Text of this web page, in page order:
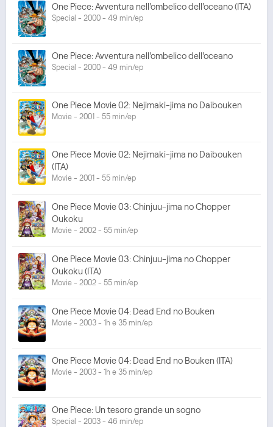
One Piece: Avventura nell'ombelico dell'oceano (ITA)
Special - 2000 - 49 min/ep
One Piece: Avventura nell'ombelico dell'oceano
Special - 2000 - 49 min/ep
One Piece Movie 02: Nejimaki-jima no Daibouken
Movie - 2001 - 55 min/ep
One Piece Movie 02: Nejimaki-jima no Daibouken
(ITA)
Movie - 2001 - 55 min/ep
One Piece Movie 03: Chinjuu-jima no Chopper
Oukoku
Movie - 2002 - 55 min/ep
One Piece Movie 03: Chinjuu-jima no Chopper
Oukoku (ITA)
Movie - 2002 - 55 min/ep
One Piece Movie 04: Dead End no Bouken
Movie - 2003 - 1h e 35 min/ep
One Piece Movie 04: Dead End no Bouken (ITA)
Movie - 2003 - 1h e 35 min/ep
One Piece: Un tesoro grande un sogno
Special - 2003 - 46 min/ep